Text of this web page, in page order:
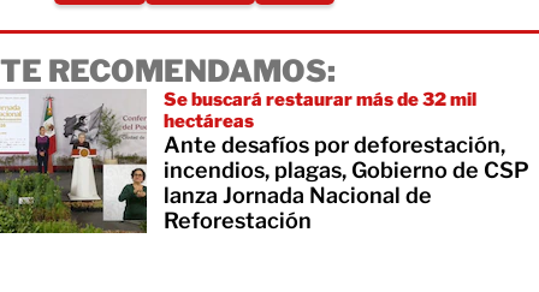
TE RECOMENDAMOS:
Se buscará restaurar más de 32 mil
hectáreas
Ante desafíos por deforestación,
incendios, plagas, Gobierno de CSP
lanza Jornada Nacional de
Reforestación